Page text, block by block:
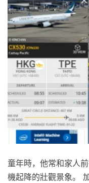
童年時，他常和家人
機起降的壯觀景象。